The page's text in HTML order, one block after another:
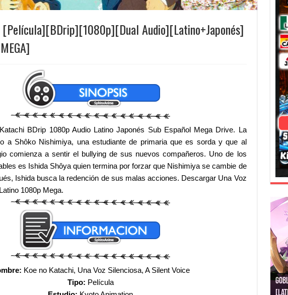
[Película][BDrip][1080p][Dual Audio][Latino+Japonés]
BDrip 1080p Audio Latino Japonés Sub Español Mega Drive. La
a Shôko Nishimiya, una estudiante de primaria que es sorda y que al
comienza a sentir el bullying de sus nuevos compañeros. Uno de los
es Ishida Shôya quien termina por forzar que Nishimiya se cambie de
Ishida busca la redención de sus malas acciones. Descargar Una Voz
1080p Mega.
Koe no Katachi, Una Voz Silenciosa, A Silent Voice
Tipo: Película